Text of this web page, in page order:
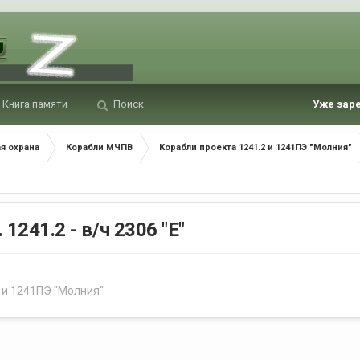
Книга памяти Поиск Уже
охрана Корабли МЧПВ Корабли проекта 1241.2 и 1241ПЭ "Молния"
- в/ч 2306 "Е"
и 1241ПЭ "Молния"